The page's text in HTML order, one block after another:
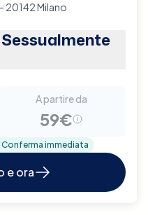
20142 Milano
A partire da
59€
Conferma immediata
e ora